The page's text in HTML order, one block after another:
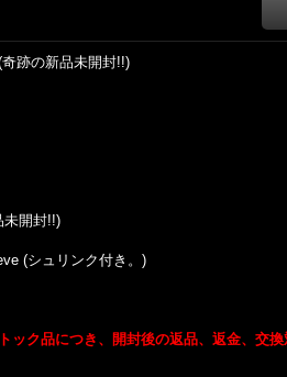
奇跡の新品未開封!!)
未開封!!)
(シュリンク付き。)
ック品につき、開封後の返品、返金、交